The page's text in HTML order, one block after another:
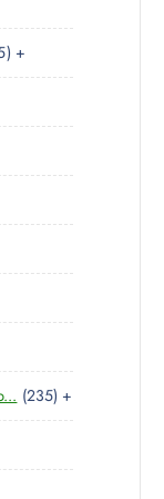
1
1
t
r
é
+
2352
3
t
+